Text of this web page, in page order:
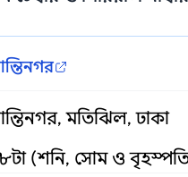
মতিঝিল, ঢাকা
(শনি, সোম ও